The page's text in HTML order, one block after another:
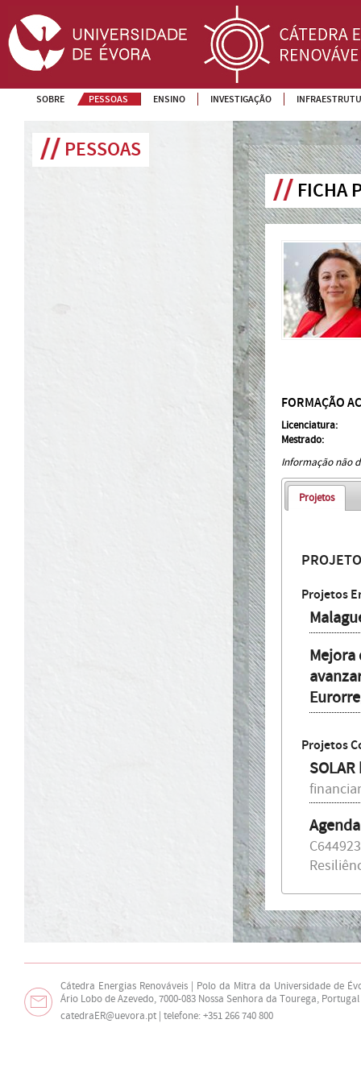
SOBRE PESSOAS ENSINO INVESTIGAÇÃO
PESSOAS
FICHA
FORMAÇÃO
Licenciatura:
Mestrado:
Informação não
Projetos
Projetos
Mejora
Projetos
e
000053,
Linear
Cátedra Energias Renováveis | Polo da Mitra da Universidade de
Ário Lobo de Azevedo, 7000-083 Nossa Senhora da Tourega, Portugal
catedraER@uevora.pt | telefone: +351 266 740 800